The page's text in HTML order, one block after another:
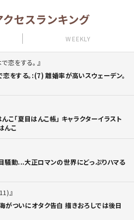
クセスランキング
WEEKLY
恋をする。
をする。:(7) 離婚率が高いスウェーデン。
こ「夏目はんこ帳」 キャラクターイラスト
んこ
騒動...大正ロマンの世界にどっぷりハマる
がついにオタク告白 描きおろしでは後日